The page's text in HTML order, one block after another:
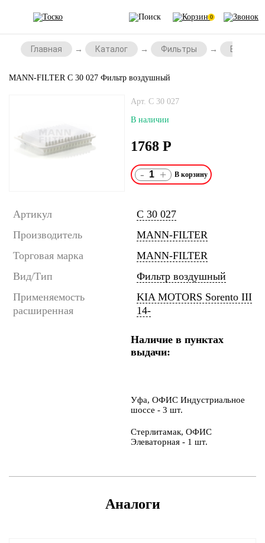
0
Главная Каталог Фильтры
MANN-FILTER C 30 027 Фильтр воздушный
Арт. C 30 027
В наличии
1768 Р
- +
Артикул
C 30 027
Производитель
MANN-FILTER
Торговая марка
MANN-FILTER
Вид/Тип
Фильтр воздушный
Применяемость
расширенная
KIA MOTORS Sorento III
14-
Наличие в пунктах
выдачи:
Уфа, ОФИС Индустриальное
шоссе - 3 шт.
Стерлитамак, ОФИС
Элеваторная - 1 шт.
Аналоги